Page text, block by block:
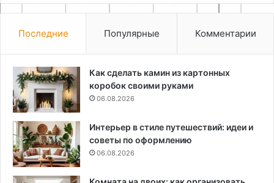
Последние Популярные Комментарии
Как сделать камин из картонных
коробок своими руками
06.08.2026
Интерьер в стиле путешествий: идеи и
советы по оформлению
06.08.2026